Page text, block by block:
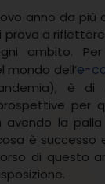
anno da
prova a
ambito.
dell’e-
è di
per
avendo la
è successo
di questo